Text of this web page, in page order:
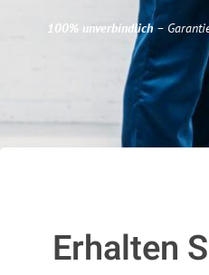
100% unverbindlich–
Erhalten